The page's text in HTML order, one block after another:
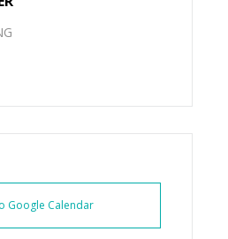
Google Calendar